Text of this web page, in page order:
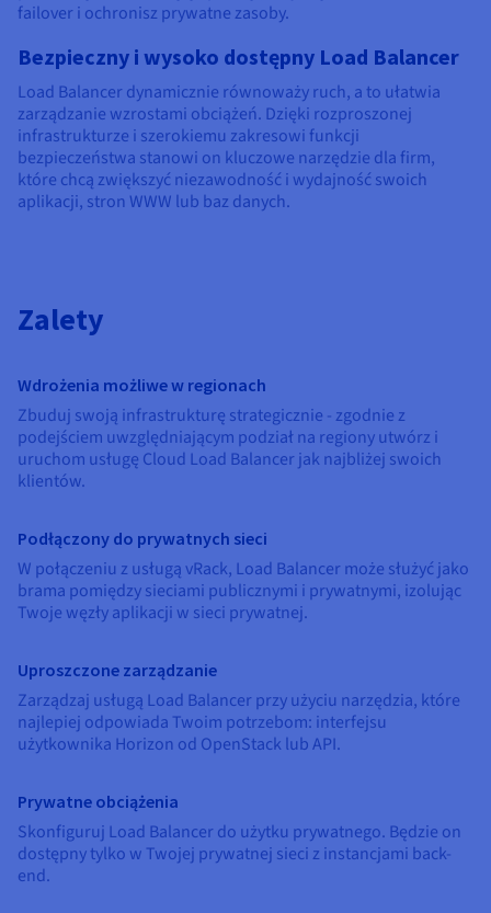
Cennik
Dostępność według regionów
Dokumentacja
Roadmap & Changelog
Roadmap & Changelog
Roadmap & Changelog
Roadmap & Changelog
Roadmap & Changelog
failover i ochronisz prywatne zasoby.
Bezpieczny i wysoko dostępny Load Balancer
Load Balancer dynamicznie równoważy ruch, a to ułatwia
zarządzanie wzrostami obciążeń. Dzięki rozproszonej
infrastrukturze i szerokiemu zakresowi funkcji
bezpieczeństwa stanowi on kluczowe narzędzie dla firm,
które chcą zwiększyć niezawodność i wydajność swoich
aplikacji, stron WWW lub baz danych.
Zalety
Wdrożenia możliwe w regionach
Zbuduj swoją infrastrukturę strategicznie - zgodnie z
podejściem uwzględniającym podział na regiony utwórz i
uruchom usługę Cloud Load Balancer jak najbliżej swoich
klientów.
Podłączony do prywatnych sieci
W połączeniu z usługą vRack, Load Balancer może służyć jako
brama pomiędzy sieciami publicznymi i prywatnymi, izolując
Twoje węzły aplikacji w sieci prywatnej.
Uproszczone zarządzanie
Zarządzaj usługą Load Balancer przy użyciu narzędzia, które
najlepiej odpowiada Twoim potrzebom: interfejsu
użytkownika Horizon od OpenStack lub API.
Prywatne obciążenia
Skonfiguruj Load Balancer do użytku prywatnego. Będzie on
dostępny tylko w Twojej prywatnej sieci z instancjami back-
end.